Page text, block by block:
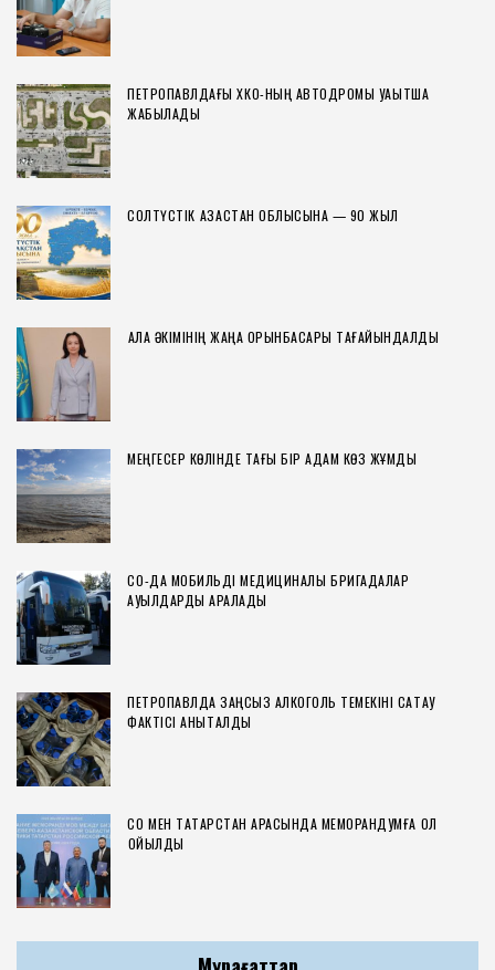
ПЕТРОПАВЛДАҒЫ ХҚКО-НЫҢ АВТОДРОМЫ УАҚЫТША
ЖАБЫЛАДЫ
СОЛТҮСТІК ҚАЗАҚСТАН ОБЛЫСЫНА — 90 ЖЫЛ
ҚАЛА ӘКІМІНІҢ ЖАҢА ОРЫНБАСАРЫ ТАҒАЙЫНДАЛДЫ
МЕҢГЕСЕР КӨЛІНДЕ ТАҒЫ БІР АДАМ КӨЗ ЖҰМДЫ
СҚО-ДА МОБИЛЬДІ МЕДИЦИНАЛЫҚ БРИГАДАЛАР
АУЫЛДАРДЫ АРАЛАДЫ
ПЕТРОПАВЛДА ЗАҢСЫЗ АЛКОГОЛЬ ТЕМЕКІНІ САҚТАУ
ФАКТІСІ АНЫҚТАЛДЫ
СҚО МЕН ТАТАРСТАН АРАСЫНДА МЕМОРАНДУМҒА ҚОЛ
ҚОЙЫЛДЫ